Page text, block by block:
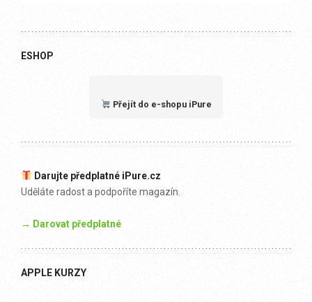
ESHOP
Přejít do e-shopu iPure
Darujte předplatné iPure.cz
Uděláte radost a podpoříte magazín.
→ Darovat předplatné
APPLE KURZY